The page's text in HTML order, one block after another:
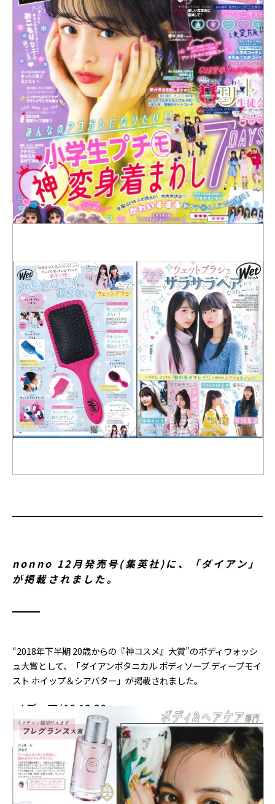
nonno 12月発売号(集英社)に、「ダイアン」
が掲載されました。
“2018年下半期 20歳からの『神コスメ』大賞”のボディウォッシ
ュ大賞として、「ダイアンボタニカル ボディソープ ディープモイ
スト ホイップ＆シアバター」が掲載されました。
メディア 18.12.20